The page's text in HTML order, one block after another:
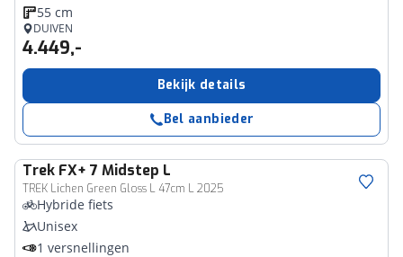
55 cm
DUIVEN
4.449,-
Bekijk details
Bel aanbieder
Trek FX+ 7 Midstep L
TREK Lichen Green Gloss L 47cm L 2025
Hybride fiets
Unisex
1 versnellingen